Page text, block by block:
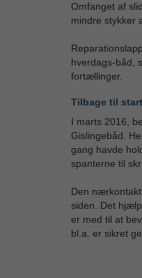
Omfanget af
mindre stykker
hverdags-båd,
fortællinger.
Tilbage til
I marts 2016,
Gislingebåd.
gang havde
spanterne til
Den
siden. Det
er med til at
bl.a. er sikret